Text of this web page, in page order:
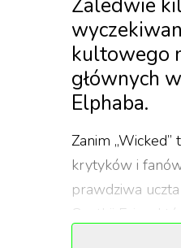
Zaledwie
kultowego
głównych
Elphaba.
Zanim
krytyków i
prawdziwa
Cynthii Erivo,